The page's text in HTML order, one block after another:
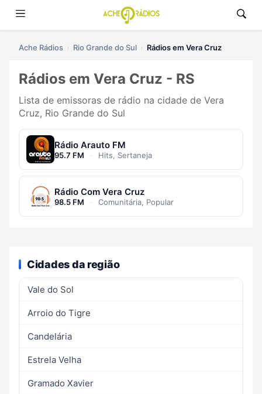
Ache Rádios Rio Grande do Sul Rádios em Vera Cruz
Rádios em Vera Cruz - RS
Lista de emissoras de rádio na cidade de Vera
Cruz, Rio Grande do Sul
Rádio Arauto FM
95.7 FM · Hits, Sertaneja
Rádio Com Vera Cruz
98.5 FM · Comunitária, Popular
Cidades da região
Vale do Sol
Arroio do Tigre
Candelária
Estrela Velha
Gramado Xavier